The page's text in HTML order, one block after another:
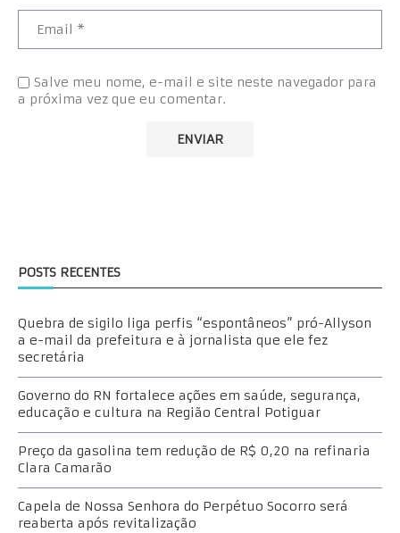
Salve meu nome, e-mail e site neste navegador para
a próxima vez que eu comentar.
POSTS RECENTES
Quebra de sigilo liga perfis “espontâneos” pró-Allyson
a e-mail da prefeitura e à jornalista que ele fez
secretária
Governo do RN fortalece ações em saúde, segurança,
educação e cultura na Região Central Potiguar
Preço da gasolina tem redução de R$ 0,20 na refinaria
Clara Camarão
Capela de Nossa Senhora do Perpétuo Socorro será
reaberta após revitalização